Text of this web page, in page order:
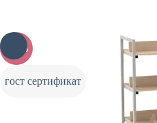
-20%
гост сертификат